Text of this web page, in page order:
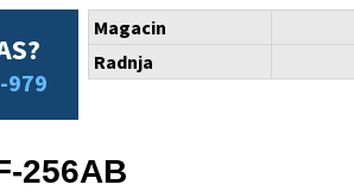
979
Magacin
Radnja
256AB